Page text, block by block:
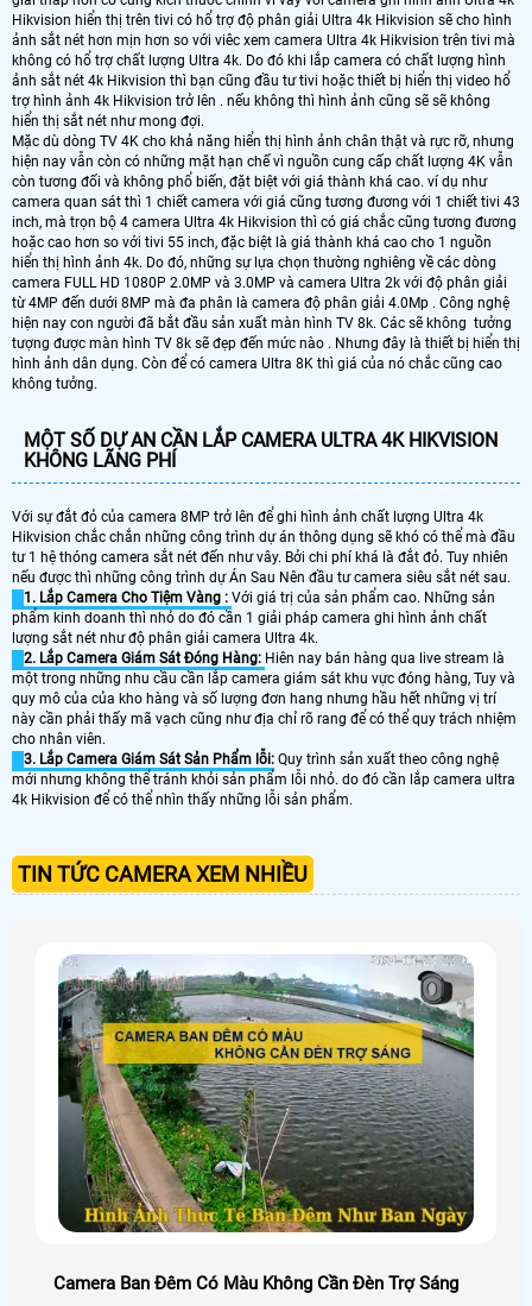
Hikvision hiển thị trên tivi có hổ trợ độ phân giải Ultra 4k Hikvision sẽ cho hình
ảnh sắt nét hơn mịn hơn so với viêc xem camera Ultra 4k Hikvision trên tivi mà
không có hổ trợ chất lượng Ultra 4k. Do đó khi lắp camera có chất lượng hình
ảnh sắt nét 4k Hikvision thì bạn cũng đầu tư tivi hoặc thiết bị hiển thị video hổ
trợ hình ảnh 4k Hikvision trở lên . nếu không thì hình ảnh cũng sẽ sẽ không
hiển thị sắt nét như mong đợi.
Mặc dù dòng TV 4K cho khả năng hiển thị hình ảnh chân thật và rực rỡ, nhưng
hiện nay vẫn còn có những mặt hạn chế vì nguồn cung cấp chất lượng 4K vẫn
còn tương đối và không phổ biến, đặt biệt với giá thành khá cao. ví dụ như
camera quan sát thì 1 chiết camera với giá cũng tương đương với 1 chiết tivi 43
inch, mà trọn bộ 4 camera Ultra 4k Hikvision thì có giá chắc cũng tương đương
hoặc cao hơn so với tivi 55 inch, đặc biệt là giá thành khá cao cho 1 nguồn
hiển thị hình ảnh 4k. Do đó, những sự lựa chọn thường nghiêng về các dòng
camera FULL HD 1080P 2.0MP và 3.0MP và camera Ultra 2k với độ phân giải
từ 4MP đến dưới 8MP mà đa phân là camera độ phân giải 4.0Mp . Công nghệ
hiện nay con người đã bắt đầu sản xuất màn hình TV 8k. Các sẽ không tưởng
tượng được màn hình TV 8k sẽ đẹp đến mức nào . Nhưng đây là thiết bị hiển thị
hình ảnh dân dụng. Còn để có camera Ultra 8K thì giá của nó chắc cũng cao
không tưởng.
MỘT SỐ DỰ AN CẦN LẮP CAMERA ULTRA 4K HIKVISION
KHÔNG LÃNG PHÍ
Với sự đắt đỏ của camera 8MP trở lên để ghi hình ảnh chất lượng Ultra 4k
Hikvision chắc chắn những công trình dự án thông dụng sẽ khó có thể mà đầu
tư 1 hệ thóng camera sắt nét đến như vây. Bởi chi phí khá là đắt đỏ. Tuy nhiên
nếu được thì những công trình dự Án Sau Nên đầu tư camera siêu sắt nét sau.
1. Lắp Camera Cho Tiệm Vàng : Với giá trị của sản phẩm cao. Những sản
phẩm kinh doanh thì nhỏ do đó cần 1 giải pháp camera ghi hình ảnh chất
lượng sắt nét như độ phân giải camera Ultra 4k.
2. Lắp Camera Giám Sát Đóng Hàng: Hiên nay bán hàng qua live stream là
một trong những nhu cầu cần lắp camera giám sát khu vực đóng hàng, Tuy và
quy mô của của kho hàng và số lượng đơn hang nhưng hầu hết những vị trí
này cần phải thấy mã vạch cũng như địa chỉ rõ rang để có thể quy trách nhiệm
cho nhân viên.
3. Lắp Camera Giám Sát Sản Phẩm lỗi: Quy trình sản xuất theo công nghệ
mới nhưng không thể tránh khỏi sản phẩm lỗi nhỏ. do đó cần lắp camera ultra
4k Hikvision để có thể nhìn thấy những lỗi sản phẩm.
TIN TỨC CAMERA XEM NHIỀU
Camera Ban Đêm Có Màu Không Cần Đèn Trợ Sáng